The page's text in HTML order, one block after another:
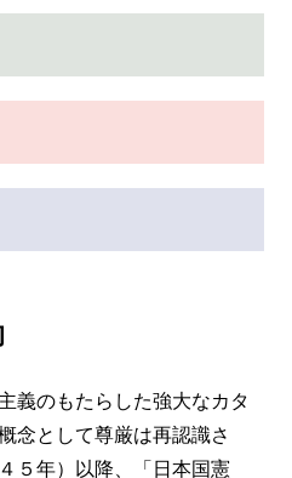
義のもたらした強大なカタ
念として尊厳は再認識さ
５年）以降、「日本国憲